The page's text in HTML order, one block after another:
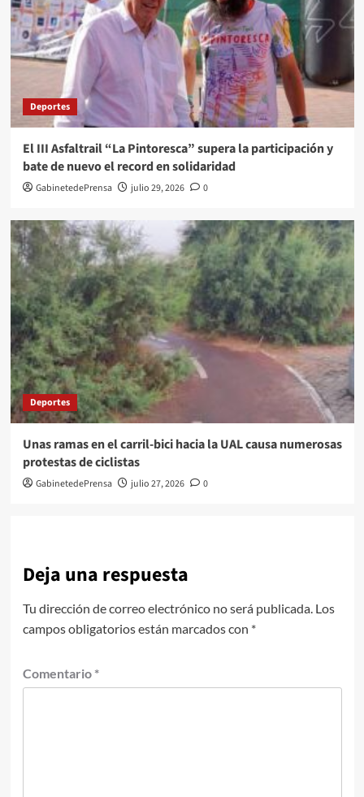
Deportes
El III Asfaltrail “La Pintoresca” supera la participación y
bate de nuevo el record en solidaridad
GabinetedePrensa julio 29, 2026 0
Deportes
Unas ramas en el carril-bici hacia la UAL causa numerosas
protestas de ciclistas
GabinetedePrensa julio 27, 2026 0
Deja una respuesta
Tu dirección de correo electrónico no será publicada. Los
campos obligatorios están marcados con *
Comentario *